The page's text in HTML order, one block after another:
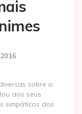
sobre o
aos seus
simpáticos dos